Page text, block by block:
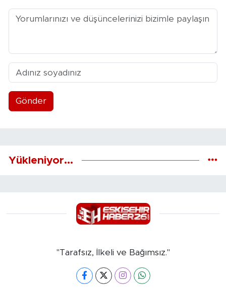
Gönder
Yükleniyor...
"Tarafsız, İlkeli ve Bağımsız."